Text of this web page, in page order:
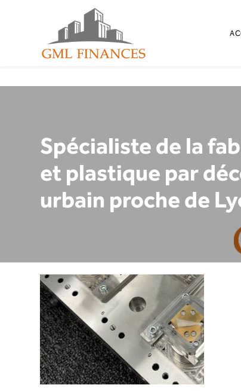
Spécialiste de la
et plastique par
urbain proche de
Panneau de gestion des cookies